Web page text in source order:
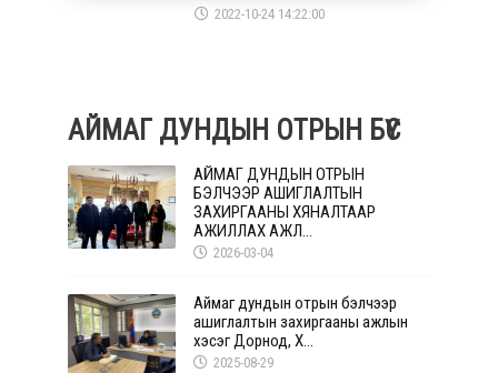
2022-10-24 14:22:00
АЙМАГ ДУНДЫН ОТРЫН БҮС
АЙМАГ ДУНДЫН ОТРЫН
БЭЛЧЭЭР АШИГЛАЛТЫН
ЗАХИРГААНЫ ХЯНАЛТААР
АЖИЛЛАХ АЖЛ...
2026-03-04
Аймаг дундын отрын бэлчээр
ашиглалтын захиргааны ажлын
хэсэг Дорнод, Х...
2025-08-29